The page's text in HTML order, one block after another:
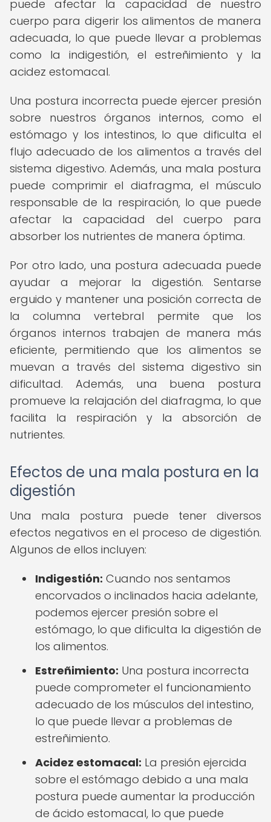
puede afectar la capacidad de nuestro
cuerpo para digerir los alimentos de manera
adecuada, lo que puede llevar a problemas
como la indigestión, el estreñimiento y la
acidez estomacal.
Una postura incorrecta puede ejercer presión
sobre nuestros órganos internos, como el
estómago y los intestinos, lo que dificulta el
flujo adecuado de los alimentos a través del
sistema digestivo. Además, una mala postura
puede comprimir el diafragma, el músculo
responsable de la respiración, lo que puede
afectar la capacidad del cuerpo para
absorber los nutrientes de manera óptima.
Por otro lado, una postura adecuada puede
ayudar a mejorar la digestión. Sentarse
erguido y mantener una posición correcta de
la columna vertebral permite que los
órganos internos trabajen de manera más
eficiente, permitiendo que los alimentos se
muevan a través del sistema digestivo sin
dificultad. Además, una buena postura
promueve la relajación del diafragma, lo que
facilita la respiración y la absorción de
nutrientes.
Efectos de una mala postura en la
digestión
Una mala postura puede tener diversos
efectos negativos en el proceso de digestión.
Algunos de ellos incluyen:
Indigestión: Cuando nos sentamos
encorvados o inclinados hacia adelante,
podemos ejercer presión sobre el
estómago, lo que dificulta la digestión de
los alimentos.
Estreñimiento: Una postura incorrecta
puede comprometer el funcionamiento
adecuado de los músculos del intestino,
lo que puede llevar a problemas de
estreñimiento.
Acidez estomacal: La presión ejercida
sobre el estómago debido a una mala
postura puede aumentar la producción
de ácido estomacal, lo que puede